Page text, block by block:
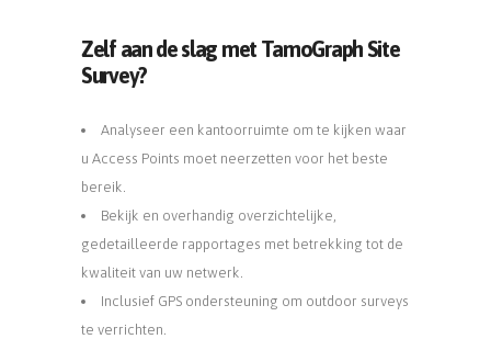
Zelf aan de slag met TamoGraph Site
Survey?
Analyseer een kantoorruimte om te kijken waar
u Access Points moet neerzetten voor het beste
bereik.
Bekijk en overhandig overzichtelijke,
gedetailleerde rapportages met betrekking tot de
kwaliteit van uw netwerk.
Inclusief GPS ondersteuning om outdoor surveys
te verrichten.